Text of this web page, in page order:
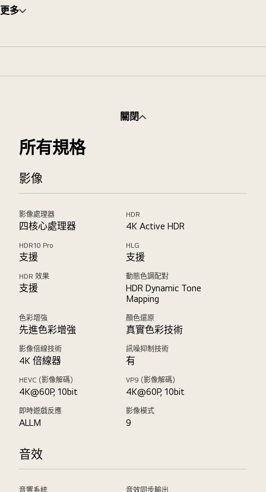
更多
關閉
所有規格
影像
影像處理器
四核心處理器
HDR
4K Active HDR
HDR10 Pro
支援
HLG
支援
HDR 效果
支援
動態色調配對
HDR Dynamic Tone
Mapping
色彩增強
先進色彩增強
顏色還原
真實色彩技術
影像倍線技術
4K 倍線器
訊噪抑制技術
有
HEVC (影像解碼)
4K@60P, 10bit
VP9 (影像解碼)
4K@60P, 10bit
即時遊戲反應
ALLM
影像模式
9
音效